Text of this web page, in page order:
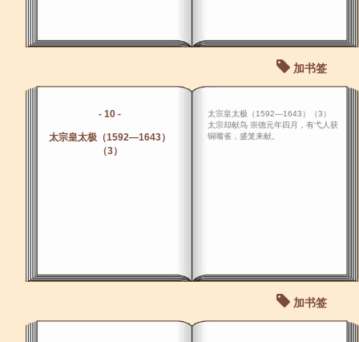
加书签
- 10 -
太宗皇太极（1592―1643）
（3）
太宗皇太极（1592―1643）（3）
太宗却献鸟 崇德元年四月，有弋人获
铜嘴雀，盛笼来献。
加书签